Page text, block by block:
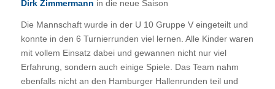
Dirk Zimmermann in die neue Saison
Die Mannschaft wurde in der U 10 Gruppe V eingeteilt und
konnte in den 6 Turnierrunden viel lernen. Alle Kinder waren
mit vollem Einsatz dabei und gewannen nicht nur viel
Erfahrung, sondern auch einige Spiele. Das Team nahm
ebenfalls nicht an den Hamburger Hallenrunden teil und